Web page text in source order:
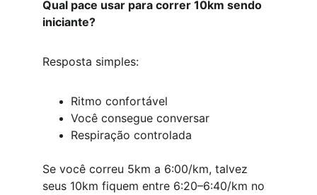
Qual pace usar para correr 10km sendo
iniciante?
Resposta simples:
Ritmo confortável
Você consegue conversar
Respiração controlada
Se você correu 5km a 6:00/km, talvez
seus 10km fiquem entre 6:20–6:40/km no